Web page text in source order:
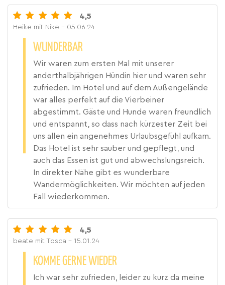
4,5
Heike mit Nike - 05.06.24
WUNDERBAR
Wir waren zum ersten Mal mit unserer
anderthalbjährigen Hündin hier und waren sehr
zufrieden. Im Hotel und auf dem Außengelände
war alles perfekt auf die Vierbeiner
abgestimmt. Gäste und Hunde waren freundlich
und entspannt, so dass nach kürzester Zeit bei
uns allen ein angenehmes Urlaubsgefühl aufkam.
Das Hotel ist sehr sauber und gepflegt, und
auch das Essen ist gut und abwechslungsreich.
In direkter Nähe gibt es wunderbare
Wandermöglichkeiten. Wir möchten auf jeden
Fall wiederkommen.
4,5
beate mit Tosca - 15.01.24
KOMME GERNE WIEDER
Ich war sehr zufrieden, leider zu kurz da meine